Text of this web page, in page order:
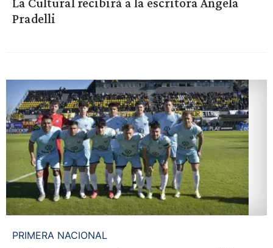
Pradelli
PRIMERA NACIONAL